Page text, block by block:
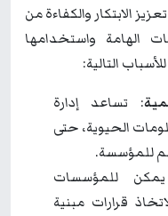
الابتكار والكفاءة من
الهامة واستخدامها
التالية:
: تساعد إدارة
الحيوية، حتى
للمؤسسة.
للمؤسسات
قرارات مبنية